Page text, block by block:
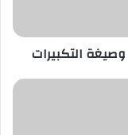
التكبيرات